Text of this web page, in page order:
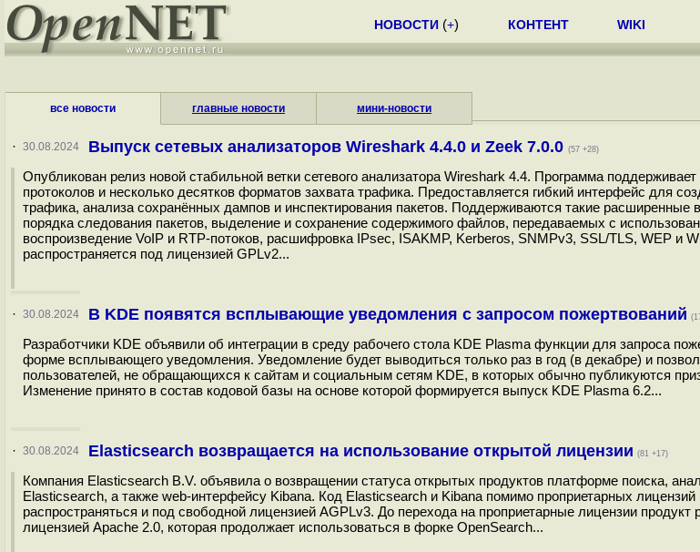
НОВОСТИ (+) КОНТЕНТ WIKI
все новости главные новости мини-новости
· 30.08.2024 Выпуск сетевых анализаторов Wireshark 4.4.0 и Zeek 7.0.0 (57 +28)
Опубликован релиз новой стабильной ветки сетевого анализатора Wireshark 4.4. Программа
протоколов и несколько десятков форматов захвата трафика. Предоставляется гибкий интерфейс для
трафика, анализа сохранённых дампов и инспектирования пакетов. Поддерживаются такие расширенные
порядка следования пакетов, выделение и сохранение содержимого файлов, передаваемых с
воспроизведение VoIP и RTP-потоков, расшифровка IPsec, ISAKMP, Kerberos, SNMPv3, SSL/TLS, WEP и
распространяется под лицензией GPLv2...
· 30.08.2024 В KDE появятся всплывающие уведомления с запросом пожертвований
Разработчики KDE объявили об интеграции в среду рабочего стола KDE Plasma функции для запроса
форме всплывающего уведомления. Уведомление будет выводиться только раз в год (в декабре) и
пользователей, не обращающихся к сайтам и социальным сетям KDE, в которых обычно публикуются
Изменение принято в состав кодовой базы на основе которой формируется выпуск KDE Plasma 6.2...
· 30.08.2024 Elasticsearch возвращается на использование открытой лицензии (81 +17)
Компания Elasticsearch B.V. объявила о возвращении статуса открытых продуктов платформе поиска,
Elasticsearch, а также web-интерфейсу Kibana. Код Elasticsearch и Kibana помимо проприетарных лицензий
распространяться и под свободной лицензией AGPLv3. До перехода на проприетарные лицензии продукт
лицензией Apache 2.0, которая продолжает использоваться в форке OpenSearch...